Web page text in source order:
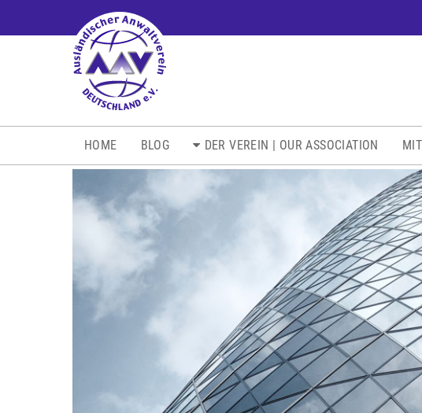
HOME BLOG DER VEREIN | OUR ASSOCIATION